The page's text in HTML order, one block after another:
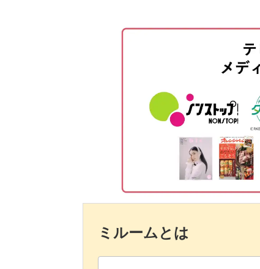
白のラインを描く
ラインの質感を出す
グリーンのカラーを塗布する
柔らかいラインを描く
ゴールドを塗布する
トップジェルでコーティングする
ミルームとは